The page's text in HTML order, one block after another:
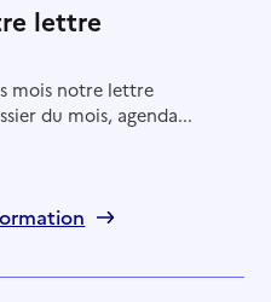
lettre
mois notre lettre
du mois, agenda...